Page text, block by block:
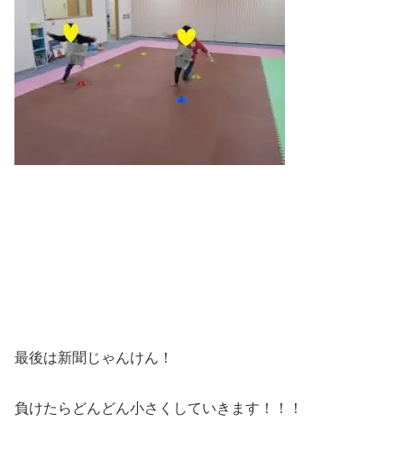
最後は新聞じゃんけん！
負けたらどんどん小さくしていきます！！！